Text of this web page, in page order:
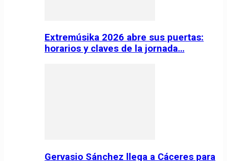
Extremúsika 2026 abre sus puertas:
horarios y claves de la jornada…
Gervasio Sánchez llega a Cáceres para